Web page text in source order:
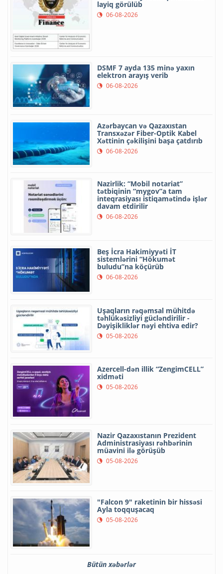
layiq görülüb
06-08-2026
DSMF 7 ayda 135 minə yaxın
elektron arayış verib
06-08-2026
Azərbaycan və Qazaxıstan
Transxəzər Fiber-Optik Kabel
Xəttinin çəkilişini başa çatdırıb
06-08-2026
Nazirlik: “Mobil notariat”
tətbiqinin “mygov”a tam
inteqrasiyası istiqamətində işlər
davam etdirilir
06-08-2026
Beş İcra Hakimiyyəti İT
sistemlərini “Hökumət
buludu”na köçürüb
06-08-2026
Uşaqların rəqəmsal mühitdə
təhlükəsizliyi gücləndirilir -
Dəyişikliklər nəyi ehtiva edir?
05-08-2026
Azercell-dən illik “ZengimCELL”
xidməti
05-08-2026
Nazir Qazaxıstanın Prezident
Administrasiyası rəhbərinin
müavini ilə görüşüb
05-08-2026
"Falcon 9" raketinin bir hissəsi
Ayla toqquşacaq
05-08-2026
Bütün xəbərlər